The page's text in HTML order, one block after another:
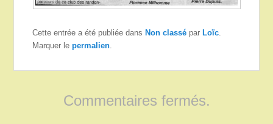
Cette entrée a été publiée dansNon classé parLoïc
Marquer lepermalien
Commentaires fermés.